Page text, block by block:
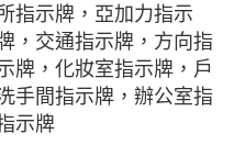
指示牌，亞加力指示
，交通指示牌，方向指
牌，化妝室指示牌，戶
手間指示牌，辦公室指
示牌